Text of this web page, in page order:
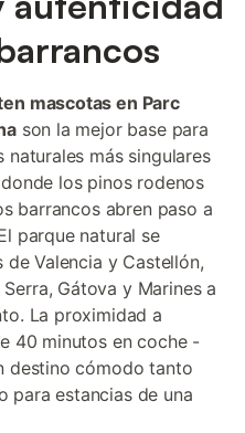
mascotas en Parc
son la mejor base para
más singulares
los pinos rodenos
barrancos abren paso a
parque natural se
Valencia y Castellón,
Gátova y Marines a
La proximidad a
40 minutos en coche -
destino cómodo tanto
para estancias de una